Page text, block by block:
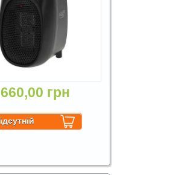
660,00 грн